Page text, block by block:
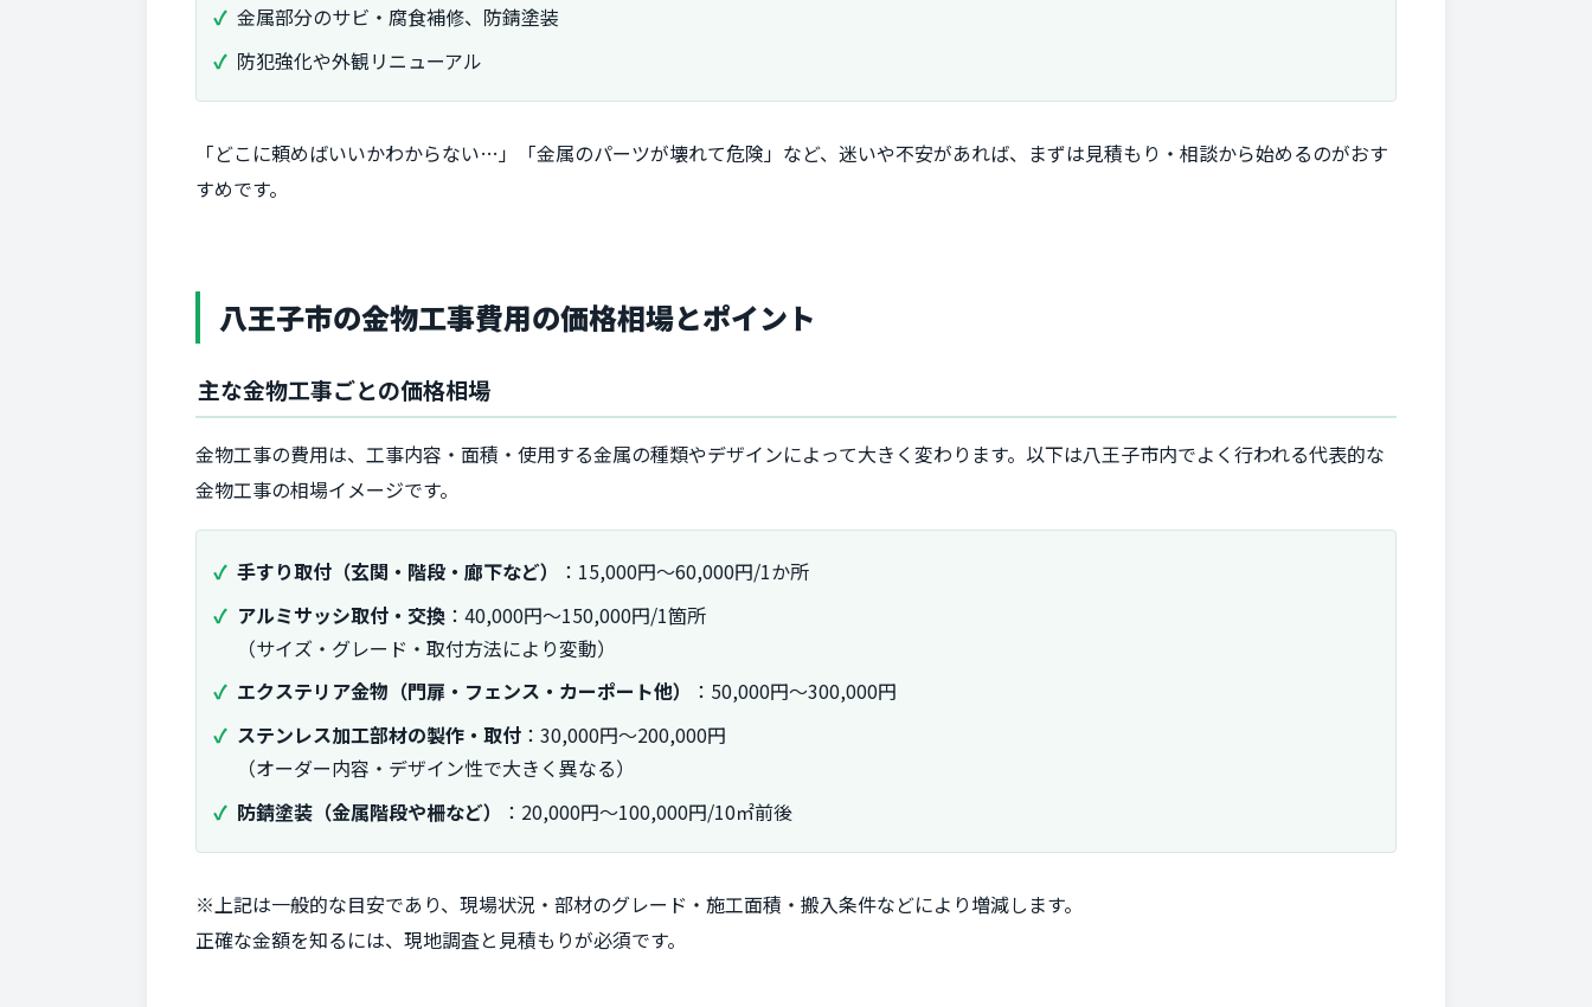
金属部分のサビ・腐食補修、防錆塗装
防犯強化や外観リニューアル
「どこに頼めばいいかわからない…」「金属のパーツが壊れて危険」など、迷いや不安があれば、まずは見積もり・相談から始めるのがおす
すめです。
八王子市の金物工事費用の価格相場とポイント
主な金物工事ごとの価格相場
金物工事の費用は、工事内容・面積・使用する金属の種類やデザインによって大きく変わります。以下は八王子市内でよく行われる代表的な
金物工事の相場イメージです。
手すり取付（玄関・階段・廊下など）
：15,000円～60,000円/1か所
アルミサッシ取付・交換 ：40,000円～150,000円/1箇所
（サイズ・グレード・取付方法により変動）
エクステリア金物（門扉・フェンス・カーポート他）
：50,000円～300,000円
ステンレス加工部材の製作・取付 ：30,000円～200,000円
（オーダー内容・デザイン性で大きく異なる）
防錆塗装（金属階段や柵など）
：20,000円～100,000円/10㎡前後
※上記は一般的な目安であり、現場状況・部材のグレード・施工面積・搬入条件などにより増減します。
正確な金額を知るには、現地調査と見積もりが必須です。